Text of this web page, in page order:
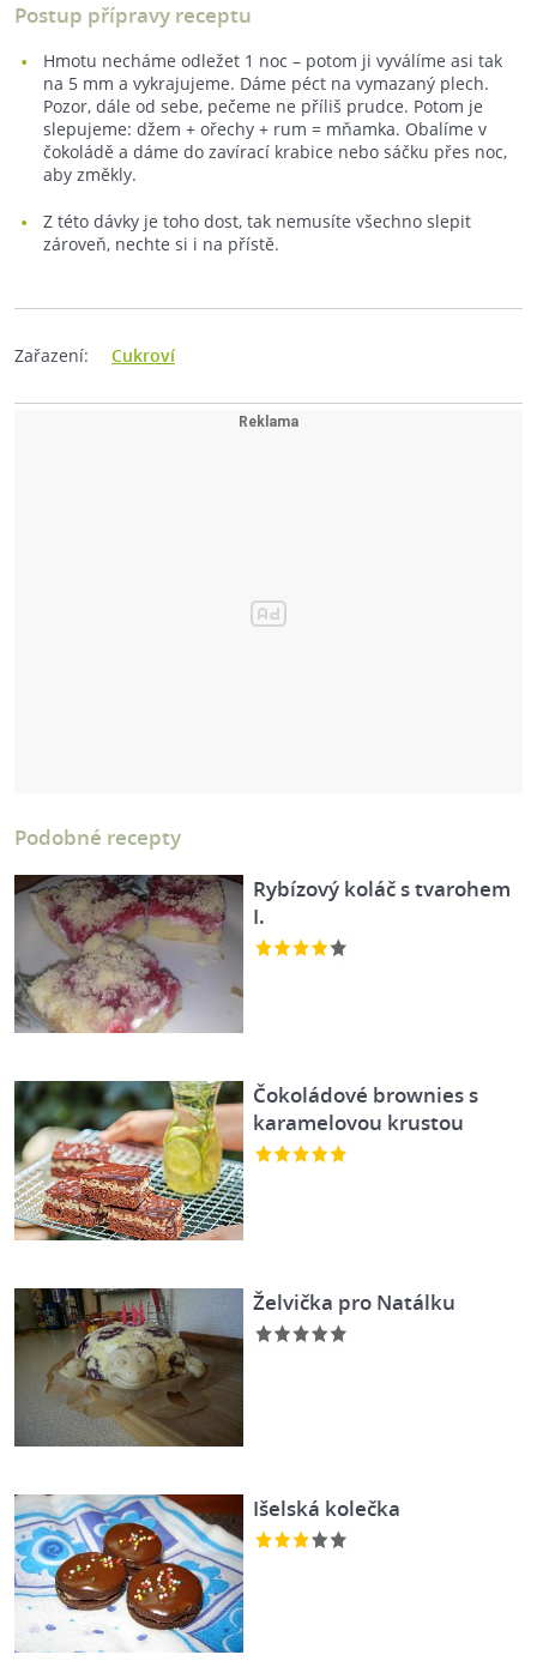
Postup přípravy receptu
Hmotu necháme odležet 1 noc –⁠ potom ji vyválíme asi tak
na 5 mm a vykrajujeme. Dáme péct na vymazaný plech.
Pozor, dále od sebe, pečeme ne příliš prudce. Potom je
slepujeme: džem + ořechy + rum = mňamka. Obalíme v
čokoládě a dáme do zavírací krabice nebo sáčku přes noc,
aby změkly.
Z této dávky je toho dost, tak nemusíte všechno slepit
zároveň, nechte si i na přístě.
Zařazení: Cukroví
Podobné recepty
Rybízový koláč s tvarohem
I.
Čokoládové brownies s
karamelovou krustou
Želvička pro Natálku
Išelská kolečka